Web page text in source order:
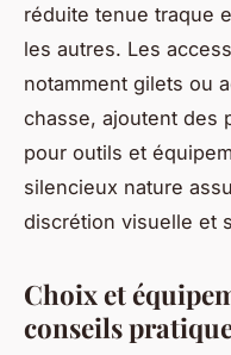
réduite tenue traque
les autres. Les
notamment gilets ou
chasse, ajoutent des
pour outils et
silencieux nature
discrétion visuelle et
Choix et
conseils